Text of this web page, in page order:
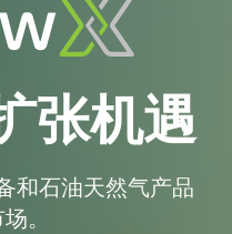
张机遇
和石油天然气产品
。